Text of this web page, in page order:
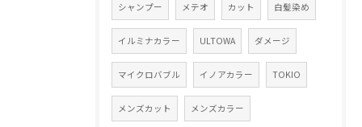
シャンプー メテオ カット 白髪染め
イルミナカラー ULTOWA ダメージ
マイクロバブル イノアカラー TOKIO
メンズカット メンズカラー